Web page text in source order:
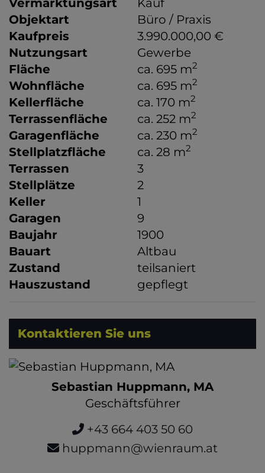
Vermarktungsart
Kauf
Objektart
Büro / Praxis
Kaufpreis
3.990.000,00 €
Nutzungsart
Gewerbe
Fläche
ca. 695 m2
Wohnfläche ca. 695 m2
Kellerfläche ca. 170 m2
Terrassenfläche ca. 252 m2
Garagenfläche ca. 230 m2
Stellplatzfläche ca. 28 m2
Terrassen
3
Stellplätze
2
Keller
1
Garagen
9
Baujahr
1900
Bauart
Altbau
Zustand
teilsaniert
Hauszustand
gepflegt
Kontaktieren Sie uns
Sebastian Huppmann, MA
Geschäftsführer
+43 664 403 50 60
huppmann@wienraum.at